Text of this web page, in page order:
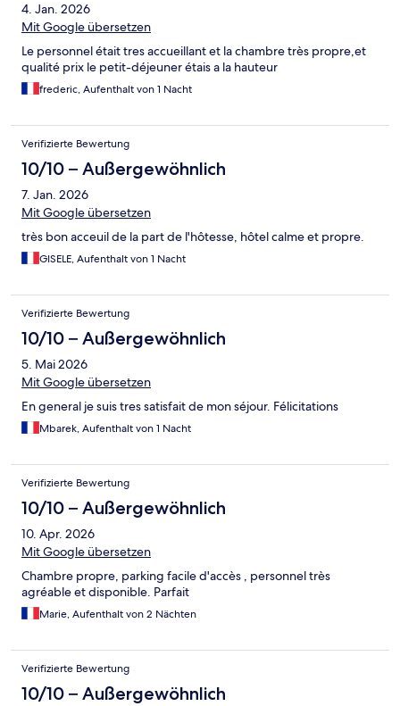
4. Jan. 2026
Mit Google übersetzen
Le personnel était tres accueillant et la chambre très propre,et
qualité prix le petit-déjeuner étais a la hauteur
frederic, Aufenthalt von 1 Nacht
Verifizierte Bewertung
10/10 – Außergewöhnlich
7. Jan. 2026
Mit Google übersetzen
très bon acceuil de la part de l'hôtesse, hôtel calme et propre.
GISELE, Aufenthalt von 1 Nacht
Verifizierte Bewertung
10/10 – Außergewöhnlich
5. Mai 2026
Mit Google übersetzen
En general je suis tres satisfait de mon séjour. Félicitations
Mbarek, Aufenthalt von 1 Nacht
Verifizierte Bewertung
10/10 – Außergewöhnlich
10. Apr. 2026
Mit Google übersetzen
Chambre propre, parking facile d'accès , personnel très
agréable et disponible. Parfait
Marie, Aufenthalt von 2 Nächten
Verifizierte Bewertung
10/10 – Außergewöhnlich